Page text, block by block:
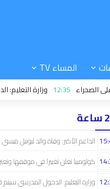
المساء TV
12:35 وزارة التعليم:
الداعم الأكبر: وفاة والد ليونيل ميسي عن 68 عاما بعد معاناة
كولومبيا تعلن تغييرا في موقفها
وزارة التعليم: الدخول المدرسي